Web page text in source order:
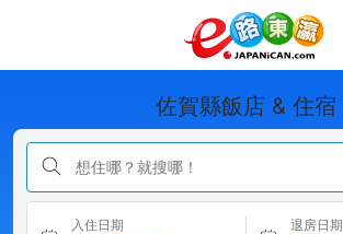
佐賀縣飯店 & 住宿
想住哪？就搜哪！
入住日期 退房日期